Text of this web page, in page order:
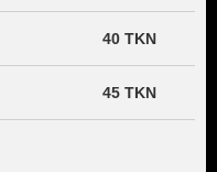
40 TKN
45 TKN